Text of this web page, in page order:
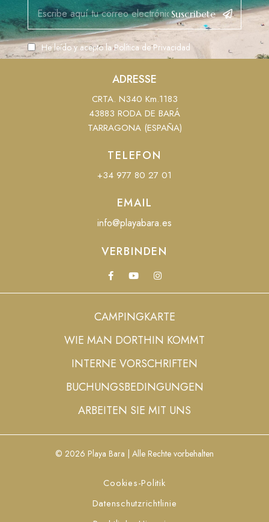
Suscribete
He leído y acepto laPolítica de Privacidad
ADRESSE
CRTA. N340 Km.1183
43883 RODA DE BARÁ
TARRAGONA (ESPAÑA)
TELEFON
+34 977 80 27 01
EMAIL
info@playabara.es
VERBINDEN
CAMPINGKARTE
WIE MAN DORTHIN KOMMT
INTERNE VORSCHRIFTEN
BUCHUNGSBEDINGUNGEN
ARBEITEN SIE MIT UNS
© 2026 Playa Bara | Alle Rechte vorbehalten
Cookies-Politik
Datenschutzrichtlinie